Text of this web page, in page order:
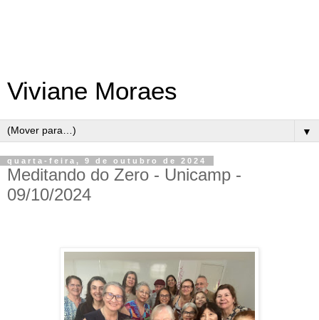
Viviane Moraes
▼
quarta-feira, 9 de outubro de 2024
Meditando do Zero - Unicamp -
09/10/2024